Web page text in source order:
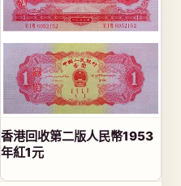
香港回收第二版人民幣1953
年紅1元